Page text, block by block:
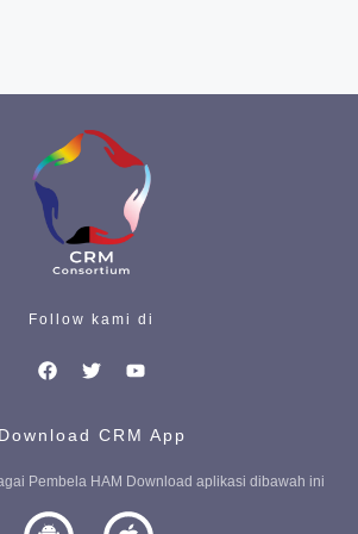
Follow kami di
Download CRM App
Pembela HAM Download aplikasi dibawah ini